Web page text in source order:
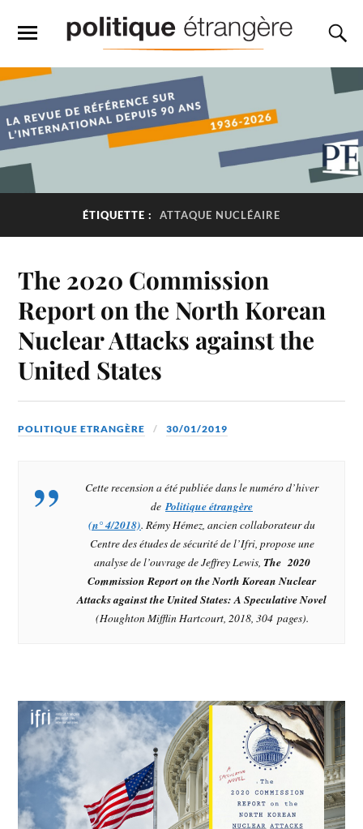
ÉTIQUETTE : ATTAQUE NUCLÉAIRE
The 2020 Commission
Report on the North Korean
Nuclear Attacks against the
United States
POLITIQUE ETRANGÈRE 30/01/2019
Cette recension a été publiée dans le numéro d’hiver
dePolitique étrangère
(n° 4/2018). Rémy Hémez, ancien collaborateur du
Centre des études de sécurité de l’Ifri, propose une
analyse de l’ouvrage de Jeffrey Lewis, The 2020
Commission Report on the North Korean Nuclear
Attacks against the United States: A Speculative Novel
(Houghton Mifflin Hartcourt, 2018, 304 pages).